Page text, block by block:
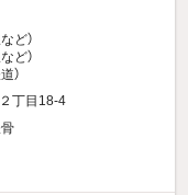
など）
など）
）
丁目18-4